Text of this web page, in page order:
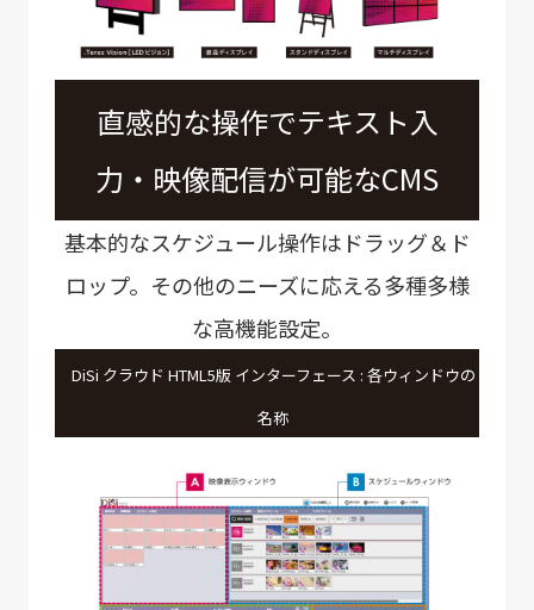
直感的な操作でテキスト入
力・映像配信が可能なCMS
基本的なスケジュール操作はドラッグ＆ド
ロップ。その他のニーズに応える多種多様
な高機能設定。
DiSi クラウド HTML5版 インターフェース : 各ウィンドウの
名称